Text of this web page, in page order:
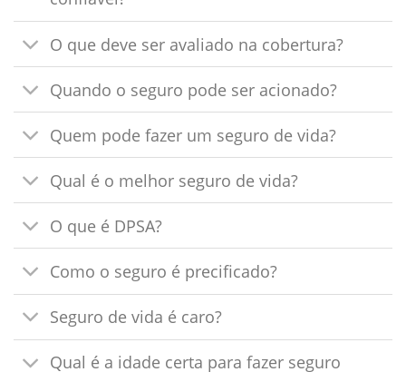
O que deve ser avaliado na cobertura?
Quando o seguro pode ser acionado?
Quem pode fazer um seguro de vida?
Qual é o melhor seguro de vida?
O que é DPSA?
Como o seguro é precificado?
Seguro de vida é caro?
Qual é a idade certa para fazer seguro